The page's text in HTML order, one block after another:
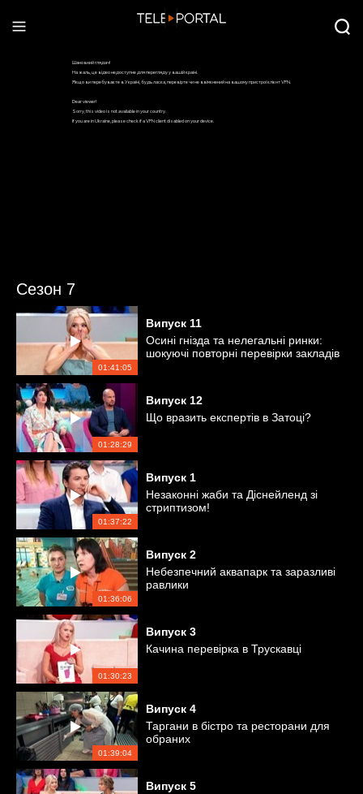
Сезон 7
01:41:05
Випуск 11
Осині гнізда та нелегальні ринки:
шокуючі повторні перевірки закладів
01:28:29
Випуск 12
Що вразить експертів в Затоці?
01:37:22
Випуск 1
Незаконні жаби та Діснейленд зі
стриптизом!
01:36:06
Випуск 2
Небезпечний аквапарк та заразливі
равлики
01:30:23
Випуск 3
Качина перевірка в Трускавці
01:39:04
Випуск 4
Таргани в бістро та ресторани для
обраних
Випуск 5